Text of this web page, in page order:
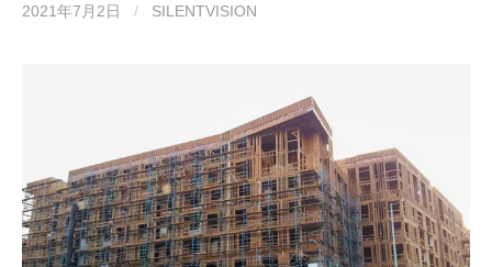
2021年7月2日 / SILENTVISION